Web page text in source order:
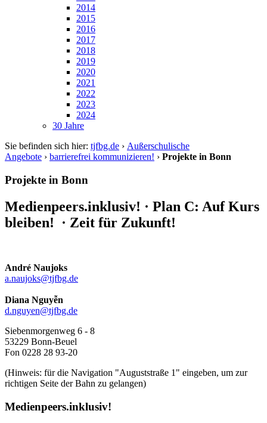
2014
2015
2016
2017
2018
2019
2020
2021
2022
2023
2024
30 Jahre
Sie befinden sich hier: tjfbg.de › Außerschulische
Angebote › barrierefrei kommunizieren! › Projekte in Bonn
Projekte in Bonn
Medienpeers.inklusiv! · Plan C: Auf Kurs
bleiben! · Zeit für Zukunft!
André Naujoks
a.naujoks@tjfbg.de
Diana Nguyễn
d.nguyen@tjfbg.de
Siebenmorgenweg 6 - 8
53229 Bonn-Beuel
Fon 0228 28 93-20
(Hinweis: für die Navigation "Auguststraße 1" eingeben, um zur
richtigen Seite der Bahn zu gelangen)
Medienpeers.inklusiv!